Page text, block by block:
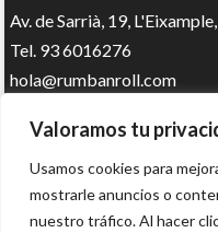
Valoramos tu
Usamos cookies para
mostrarle anuncios o
nuestro tráfico. Al hacer
Av. de Sarrià, 19,
Tel. 93 6016276
hola@rumbanroll.com
Síguenos en redes